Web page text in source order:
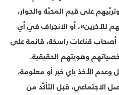
على قيم المحبّة والحوار،
للآخرين»، أو الانجراف في أي
أصحاب قناعات راسخة، قائمة على
وهويتهم الحقيقية.
الأخذ بأي خبر أو معلومة،
الاجتماعي، قبل التأكّد من